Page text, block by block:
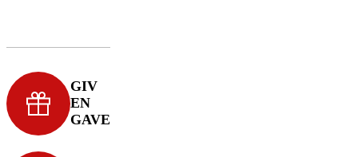
GIV
EN
GAVE